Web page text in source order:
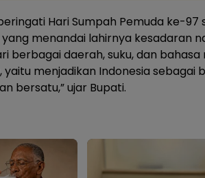
Hari Sumpah Pemuda ke-97
menandai lahirnya kesadaran
berbagai daerah, suku, dan bahasa
yaitu menjadikan Indonesia sebagai
bersatu,” ujar Bupati.